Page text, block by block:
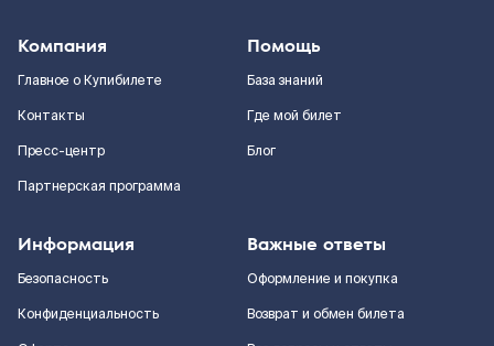
Компания
Главное о Купибилете
Контакты
Пресс-центр
Партнерская программа
Помощь
База знаний
Где мой билет
Блог
Информация
Безопасность
Конфиденциальность
Важные ответы
Оформление и покупка
Возврат и обмен билета